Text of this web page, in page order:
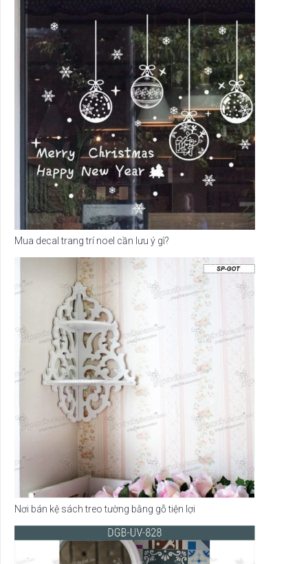
Mua decal trang trí noel cần lưu ý gì?
Nơi bán kệ sách treo tường bằng gỗ tiện lợi